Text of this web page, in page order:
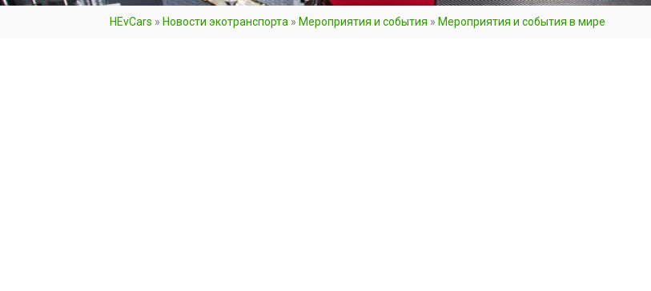
HEvCars » Новости экотранспорта » Мероприятия и события » Мероприятия и события в мире